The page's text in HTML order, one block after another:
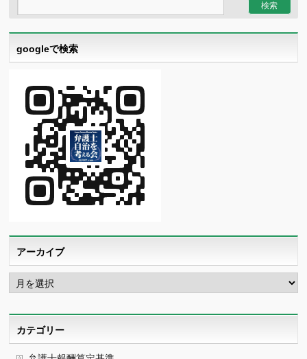
googleで検索
アーカイブ
ア
ー
カ
カテゴリー